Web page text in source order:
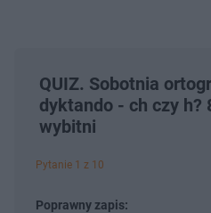
QUIZ. Sobotnia
dyktando - ch czy h?
wybitni
Pytanie 1 z 10
Poprawny zapis: